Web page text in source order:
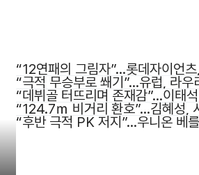
“12연패의 그림자”…롯데자이언
“극적 무승부로 쐐기”…유럽, 라
번째 새 역사
“데뷔골 터뜨리며 존재감”…이태
“124.7ｍ 비거리 환호”…김혜성
“후반 극적 PK 저지”…우니온 베